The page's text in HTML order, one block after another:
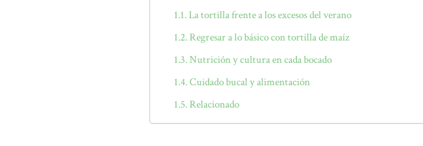
La tortilla frente a los excesos del verano
Regresar a lo básico con tortilla de maíz
Nutrición y cultura en cada bocado
Cuidado bucal y alimentación
Relacionado